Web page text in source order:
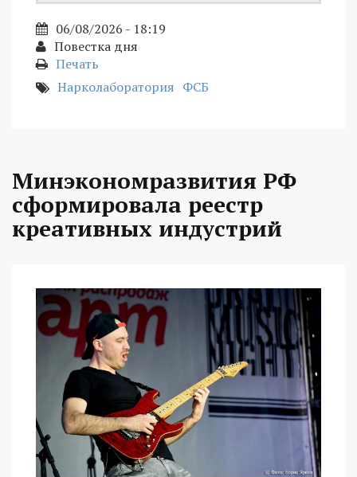
06/08/2026 - 18:19
Повестка дня
Печать
Нарколаборатория ФСБ
Минэкономразвития РФ
сформировала реестр
креативных индустрий